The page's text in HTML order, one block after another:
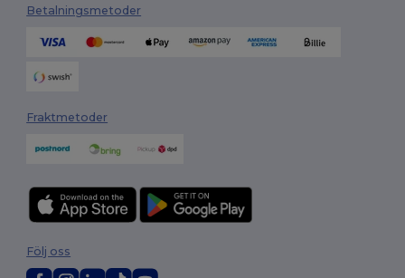
Betalningsmetoder
Fraktmetoder
Följ oss